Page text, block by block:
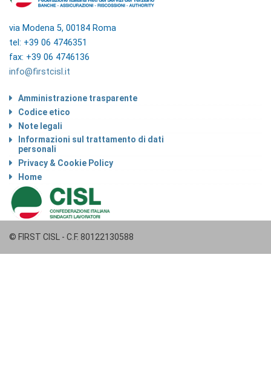
via Modena 5, 00184 Roma
tel: +39 06 4746351
fax: +39 06 4746136
info@firstcisl.it
Amministrazione trasparente
Codice etico
Note legali
Informazioni sul trattamento di dati
personali
Privacy & Cookie Policy
Home
© FIRST CISL - C.F. 80122130588